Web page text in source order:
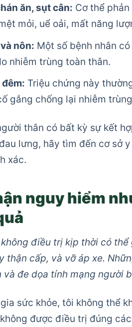
ăn, sụt cân: Cơ thể
mỏi, uể oải, mất năng
nôn: Một số bệnh nhân
nhiễm trùng toàn thân.
Triệu chứng này
gắng chống lại nhiễm
thân có bất kỳ sự kết
lưng, hãy tìm đến cơ sở
xác.
nguy hiểm
điều trị kịp thời có
thận cấp, và vỡ áp xe.
và đe dọa tính mạng người
sức khỏe, tôi không thể
được điều trị đúng